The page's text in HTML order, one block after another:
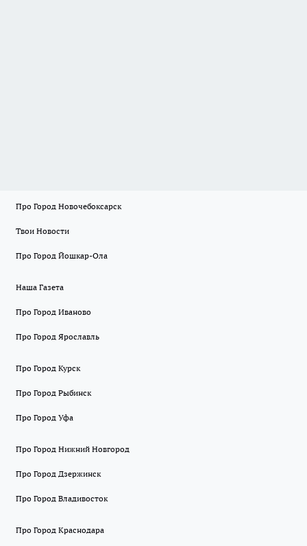
Про Город Новочебоксарск
Твои Новости
Про Город Йошкар-Ола
Наша Газета
Про Город Иваново
Про Город Ярославль
Про Город Курск
Про Город Рыбинск
Про Город Уфа
Про Город Нижний Новгород
Про Город Дзержинск
Про Город Владивосток
Про Город Краснодара